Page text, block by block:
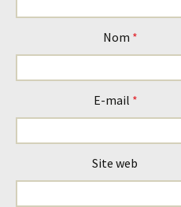
Nom *
E-mail *
Site web